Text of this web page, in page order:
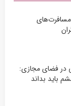
مسافرت‌های
در فضای مجازی:
باید بداند